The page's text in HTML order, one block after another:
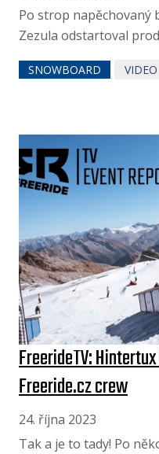
Po strop napěchovaný
Zezula odstartoval
SNOWBOARD VIDEO
FreerideTV:
Freeride.cz crew
24. října 2023
Tak a je to tady! Po